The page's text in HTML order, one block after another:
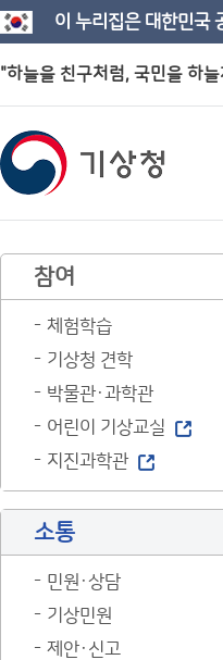
이 누리집은 대한민국
"하늘을 친구처럼, 국민을 하
참여
체험학습
기상청 견학
박물관·과학관
어린이 기상교실
지진과학관
소통
민원·상담
기상민원
제안·신고